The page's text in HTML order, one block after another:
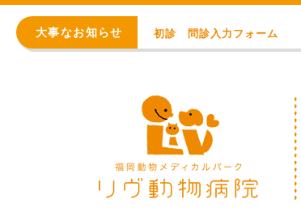
大事なお知らせ
WEB予約始まりました！
※重要※ 価格改定のお知ら
初診 問診入力フォーム